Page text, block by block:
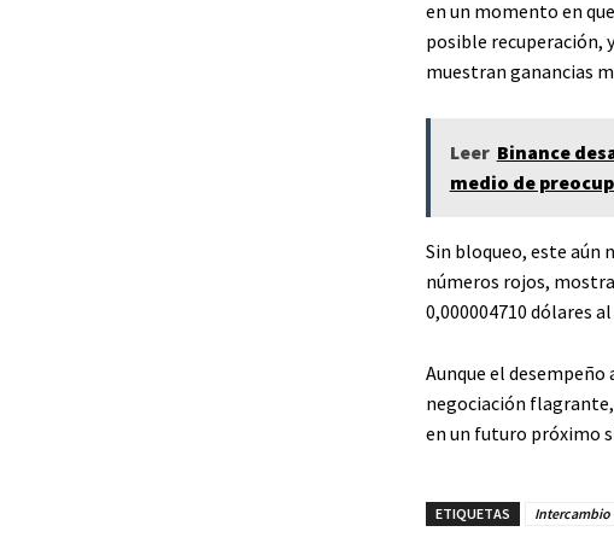
en un momento en
posible recuperación,
muestran ganancias
Leer Binance
medio de
Sin bloqueo, este aún
números rojos,
0,000004710 dólares
Aunque el
negociación
en un futuro próximo
ETIQUETAS Intercambio